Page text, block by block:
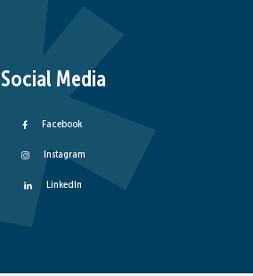
Social Media
Facebook
Instagram
LinkedIn